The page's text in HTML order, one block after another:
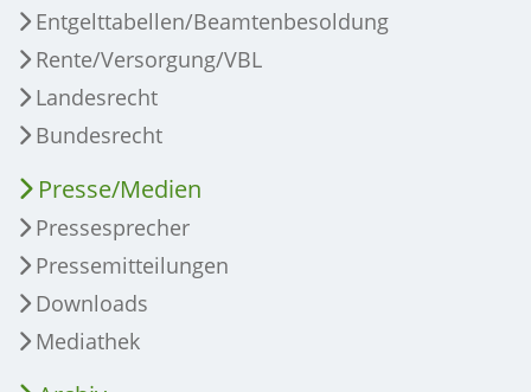
Entgelttabellen/Beamtenbesoldung
Rente/Versorgung/VBL
Landesrecht
Bundesrecht
Presse/Medien
Pressesprecher
Pressemitteilungen
Downloads
Mediathek